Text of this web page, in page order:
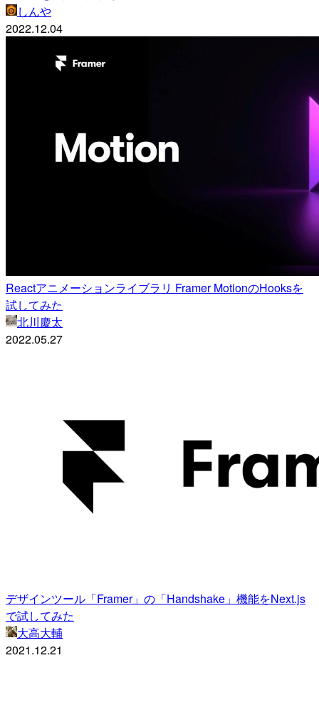
しんや
2022.12.04
Reactアニメーションライブラリ Framer MotionのHooksを
試してみた
北川慶太
2022.05.27
デザインツール「Framer」の「Handshake」機能をNext.js
で試してみた
大高大輔
2021.12.21